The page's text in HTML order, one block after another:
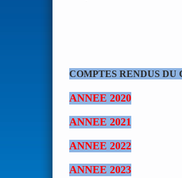
COMPTES RENDUS
ANNEE 2020
ANNEE 2021
ANNEE 2022
ANNEE 2023